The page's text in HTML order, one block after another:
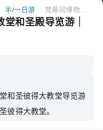
半/一日游
和圣殿导览游｜
和圣彼得大教堂导览游
彼得大教堂。
游